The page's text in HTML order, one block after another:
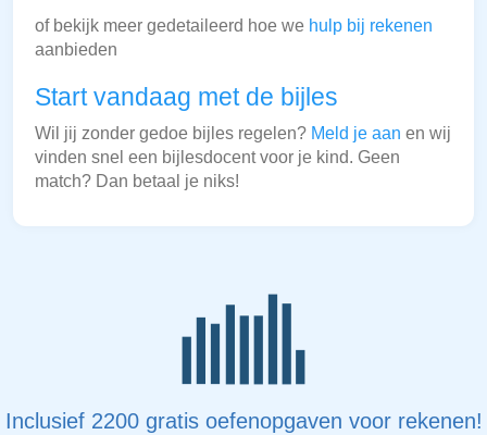
of bekijk meer gedetaileerd hoe we hulp bij rekenen
aanbieden
Start vandaag met de bijles
Wil jij zonder gedoe bijles regelen? Meld je aan en wij
vinden snel een bijlesdocent voor je kind. Geen
match? Dan betaal je niks!
Inclusief 2200 gratis oefenopgaven voor rekenen!